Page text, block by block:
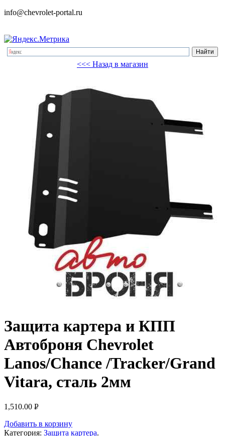
info@chevrolet-portal.ru
<<< Назад в магазин
Защита картера и КПП
Автоброня Chevrolet
Lanos/Chance /Tracker/Grand
Vitara, сталь 2мм
1,510.00 Р
Добавить в корзину
Категория: Защита картера.